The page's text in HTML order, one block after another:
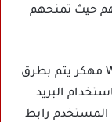
حيث تمنحهم
تسجيل الحساب داخل Windy App Premium مهكر يتم بطرق
البريد
المستخدم رابط